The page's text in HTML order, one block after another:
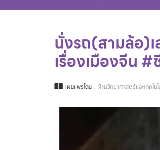
นั่งรถ(สามล้อ)
เรื่องเมืองจีน #
เผยแพร่โดย : ฝ่ายวิทยาศาสตร์และเทคโ